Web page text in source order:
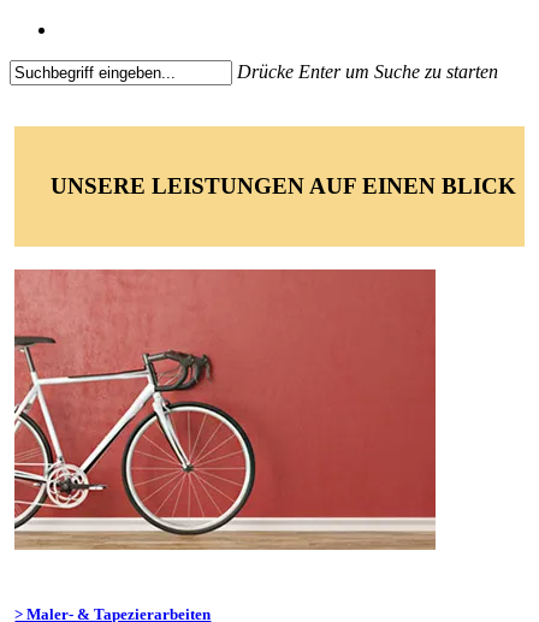
Drücke Enter um Suche zu starten
UNSERE LEISTUNGEN AUF EINEN BLICK
> Maler- & Tapezierarbeiten